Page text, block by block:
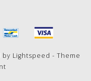
by Lightspeed - Theme